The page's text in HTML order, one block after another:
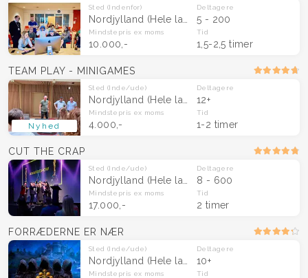
Sted (Indenfor)
Nordjylland (Hele landet)
Deltagere
5 - 200
Mindstepris ex moms
10.000,-
Tid
1,5-2,5 timer
Nyhed
TEAM PLAY - MINIGAMES
Sted (Inde/ude)
Nordjylland (Hele landet)
Deltagere
12+
Mindstepris ex moms
4.000,-
Tid
1-2 timer
CUT THE CRAP
Sted (Inde/ude)
Nordjylland (Hele landet)
Deltagere
8 - 600
Mindstepris ex moms
17.000,-
Tid
2 timer
FORRÆDERNE ER NÆR
Sted (Inde/ude)
Nordjylland (Hele landet)
Deltagere
10+
Mindstepris ex moms Tid